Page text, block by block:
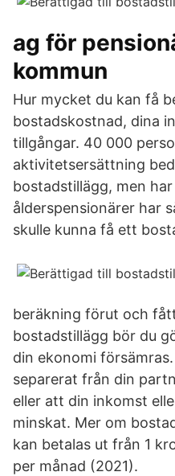
ag för
kommun
Hur mycket du kan få
bostadskostnad, dina
tillgångar. 40 000
aktivitetsersättning
bostadstillägg, men
ålderspensionärer har
skulle kunna få ett
beräkning förut och
bostadstillägg bör du
din ekonomi
separerat från din
eller att din inkomst
minskat. Mer om
kan betalas ut från 1
per månad (2021).